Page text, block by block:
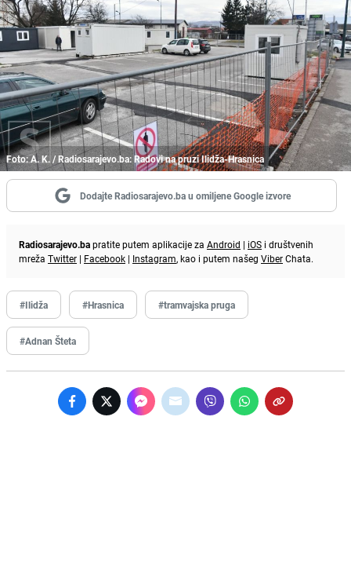
Foto: A. K. / Radiosarajevo.ba: Radovi na pruzi Ilidža-Hrasnica
Dodajte Radiosarajevo.ba u omiljene Google izvore
Radiosarajevo.bapratite putem aplikacije za Android | iOS i društvenih
mreža Twitter | Facebook | Instagram, kao i putem našeg ViberChata.
#Ilidža #Hrasnica #tramvajska pruga
#Adnan Šteta